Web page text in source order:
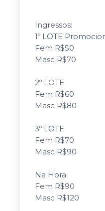
Ingressos:
1º LOTE
Fem R$50
Masc R$70
2º LOTE
Fem R$60
Masc R$80
3º LOTE
Fem R$70
Masc R$90
Na Hora
Fem R$90
Masc R$120